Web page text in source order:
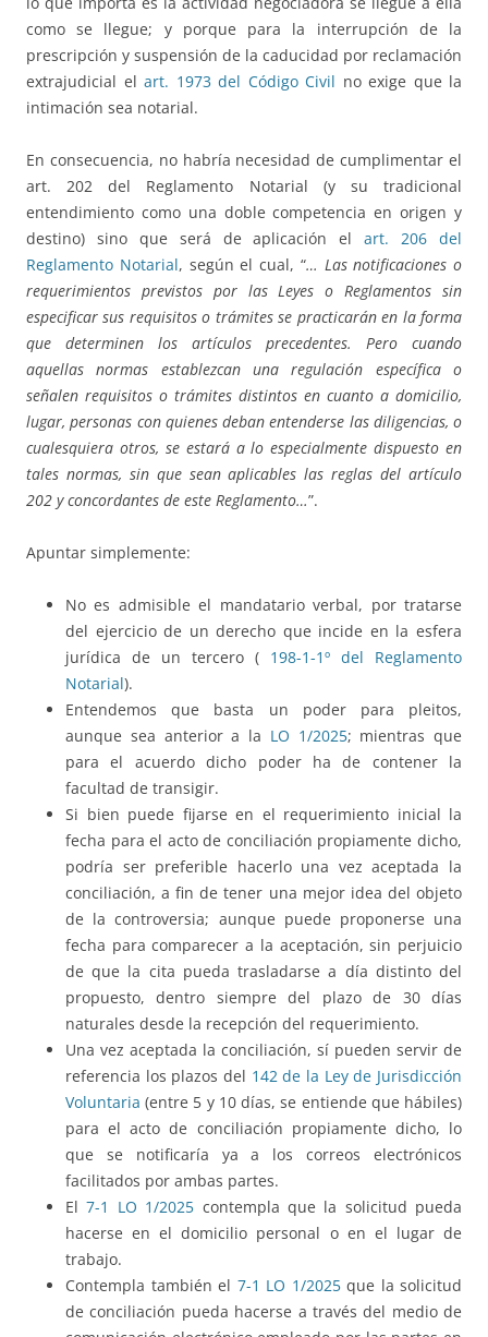
como se llegue; y porque para la interrupción de la
prescripción y suspensión de la caducidad por reclamación
extrajudicial el art. 1973 del Código Civil no exige que la
intimación sea notarial.
En consecuencia, no habría necesidad de cumplimentar el
art. 202 del Reglamento Notarial (y su tradicional
entendimiento como una doble competencia en origen y
destino) sino que será de aplicación elart. 206 del
Reglamento Notarial, según el cual, “… Las notificaciones o
requerimientos previstos por las Leyes o Reglamentos sin
especificar sus requisitos o trámites se practicarán en la forma
que determinen los artículos precedentes. Pero cuando
aquellas normas establezcan una regulación específica o
señalen requisitos o trámites distintos en cuanto a domicilio,
lugar, personas con quienes deban entenderse las diligencias, o
cualesquiera otros, se estará a lo especialmente dispuesto en
tales normas, sin que sean aplicables las reglas del artículo
202 y concordantes de este Reglamento…”.
Apuntar simplemente:
No es admisible el mandatario verbal, por tratarse
del ejercicio de un derecho que incide en la esfera
jurídica de un tercero ( 198-1-1º del Reglamento
Notarial).
Entendemos que basta un poder para pleitos,
aunque sea anterior a la LO 1/2025; mientras que
para el acuerdo dicho poder ha de contener la
facultad de transigir.
Si bien puede fijarse en el requerimiento inicial la
fecha para el acto de conciliación propiamente dicho,
podría ser preferible hacerlo una vez aceptada la
conciliación, a fin de tener una mejor idea del objeto
de la controversia; aunque puede proponerse una
fecha para comparecer a la aceptación, sin perjuicio
de que la cita pueda trasladarse a día distinto del
propuesto, dentro siempre del plazo de 30 días
naturales desde la recepción del requerimiento.
Una vez aceptada la conciliación, sí pueden servir de
referencia los plazos del 142 de la Ley de Jurisdicción
Voluntaria (entre 5 y 10 días, se entiende que hábiles)
para el acto de conciliación propiamente dicho, lo
que se notificaría ya a los correos electrónicos
facilitados por ambas partes.
El7-1 LO 1/2025 contempla que la solicitud pueda
hacerse en el domicilio personal o en el lugar de
trabajo.
Contempla también el 7-1 LO 1/2025que la solicitud
de conciliación pueda hacerse a través del medio de